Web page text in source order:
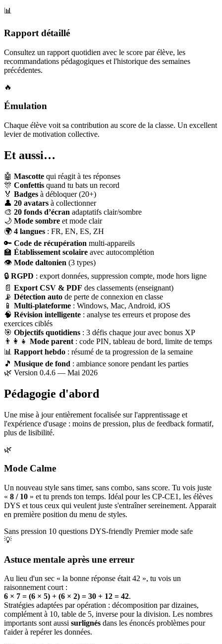
📊
Rapport détaillé
Consultez un rapport quotidien avec le score par élève, les
recommandations pédagogiques et l'historique des semaines
précédentes.
🔥
Émulation
Chaque élève voit sa contribution au score de la classe. Un excellent
levier de motivation collective.
Et aussi…
🤖 Mascotte qui réagit à tes réponses
🎊 Confettis quand tu bats un record
🏅 Badges à débloquer (20+)
👤 20 avatars à collectionner
🎨 20 fonds d’écran adaptatifs clair/sombre
🌙 Mode sombre et mode clair
🌍 4 langues : FR, EN, ES, ZH
🔑 Code de récupération multi-appareils
🏫 Établissement scolaire avec autocomplétion
👁 Mode daltonien (3 types)
🔒 RGPD : export données, suppression compte, mode hors ligne
📄 Export CSV & PDF des classements (enseignant)
📡 Détection auto de perte de connexion en classe
📱 Multi-plateforme : Windows, Mac, Android, iOS
🧠 Révision intelligente : analyse tes erreurs et propose des
exercices ciblés
🎯 Objectifs quotidiens : 3 défis chaque jour avec bonus XP
👨‍👩‍👧 Mode parent : code PIN, tableau de bord, limite de temps
📊 Rapport hebdo : résumé de ta progression de la semaine
🎵 Musique de fond : ambiance sonore pendant les parties
🌿 Version 0.4.6 — Mai 2026
Pédagogie d'abord
Une mise à jour entièrement focalisée sur l'apprentissage et
l'expérience d'usage : moins de pression, plus de feedback formatif,
plus de lisibilité.
🌿
Mode Calme
Un nouveau style sans timer, sans combo, sans score. Tu vois juste
« 8 / 10 » et tu prends ton temps. Idéal pour les CP-CE1, les élèves
DYS et tous ceux qui veulent juste s'entraîner sereinement. Apparait
en première position du menu de styles.
Sans pression 10 questions DYS-friendly Premier mode safe
💡
Astuce mentale après une erreur
Au lieu d'un sec « la bonne réponse était 42 », tu vois un
raisonnement court :
6 × 7 = (6 × 5) + (6 × 2) = 30 + 12 = 42.
Stratégies adaptées par opération : décomposition par dizaines,
complément à 10, table de 5, inverse pour la division. Les nombres
importants sont aussi surlignés dans les énoncés problèmes pour
t'aider à repérer les données.